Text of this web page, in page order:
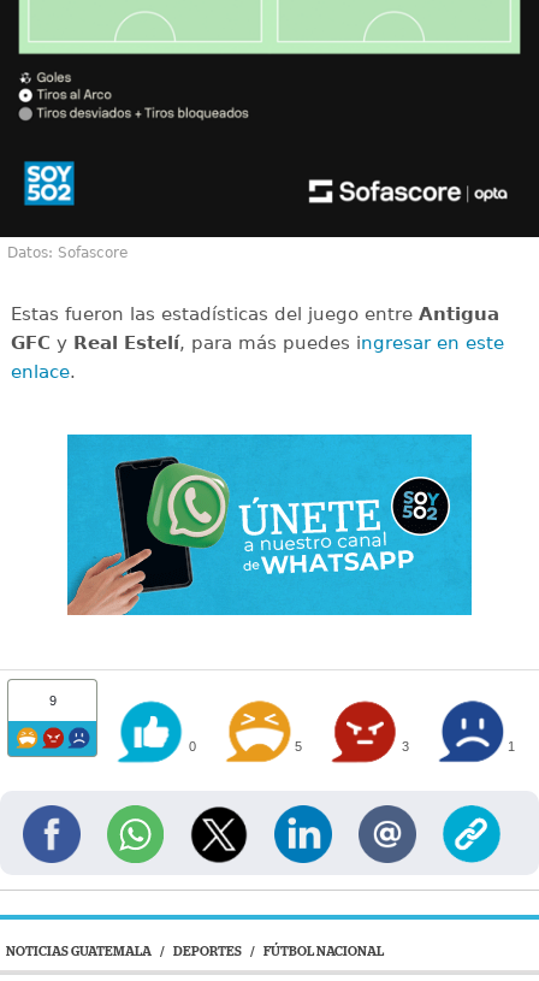
Datos: Sofascore
Estas fueron las estadísticas del juego entre Antigua
GFC y Real Estelí, para más puedes ingresar en este
enlace.
9
0 5 3 1
NOTICIAS GUATEMALA / DEPORTES / FÚTBOL NACIONAL